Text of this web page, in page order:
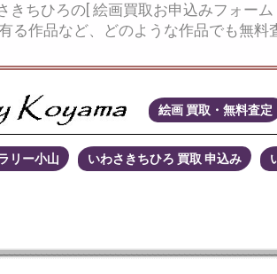
きちひろの[ 絵画買取お申込みフォー
る作品など、どのような作品でも無
絵画 買取・無料査定
リー小山 いわさきちひろ 買取 申込み